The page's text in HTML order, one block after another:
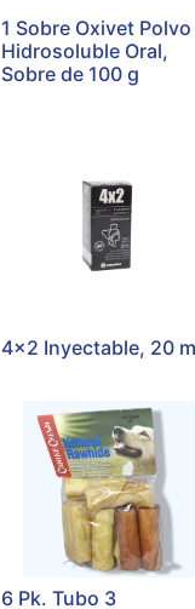
1 Sobre Oxivet Polvo
Hidrosoluble Oral,
Sobre de 100 g
4x2 Inyectable, 20
6 Pk. Tubo 3